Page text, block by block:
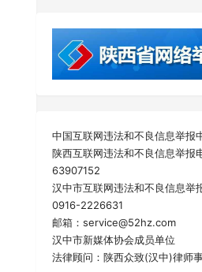
中国互联网违法和不良信息举报
陕西互联网违法和不良信息举报
63907152
汉中市互联网违法和不良信息举
0916-2226631
邮箱：service@52hz.com
汉中市新媒体协会成员单位
法律顾问：陕西众致(汉中)律师